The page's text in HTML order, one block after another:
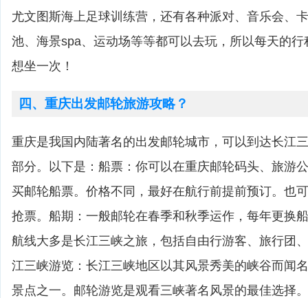
尤文图斯海上足球训练营，还有各种派对、音乐会、
池、海景spa、运动场等等都可以去玩，所以每天的
想坐一次！
四、重庆出发邮轮旅游攻略？
重庆是我国内陆著名的出发邮轮城市，可以到达长江
部分。以下是：船票：你可以在重庆邮轮码头、旅游
买邮轮船票。价格不同，最好在航行前提前预订。也
抢票。船期：一般邮轮在春季和秋季运作，每年更换
航线大多是长江三峡之旅，包括自由行游客、旅行团
江三峡游览：长江三峡地区以其风景秀美的峡谷而闻
景点之一。邮轮游览是观看三峡著名风景的最佳选择